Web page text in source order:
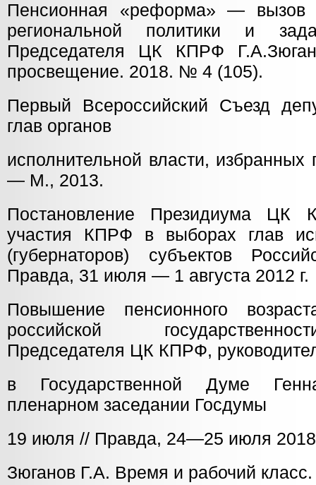
Пенсионная «реформа» — вызов
региональной политики и
Председателя ЦК КПРФ
просвещение. 2018. № 4 (105).
Первый Всероссийский Съезд
глав органов
исполнительной власти,
— М., 2013.
Постановление Президиума ЦК
участия КПРФ в выборах глав
(губернаторов) субъектов
Правда, 31 июля — 1 августа 2012 г.
Повышение пенсионного
российской
Председателя ЦК КПРФ,
в Государственной Думе
пленарном заседании Госдумы
19 июля // Правда, 24—25 июля 2018
Зюганов Г.А. Время и рабочий